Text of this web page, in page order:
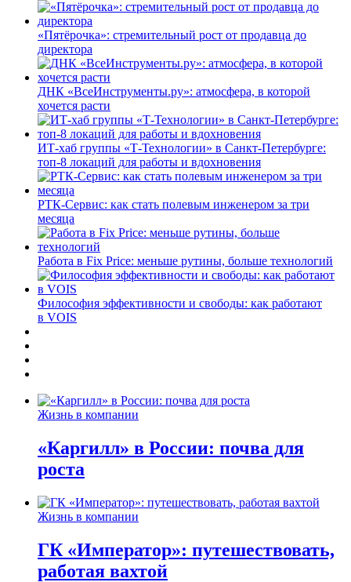
«Пятёрочка»: стремительный рост от продавца до
директора
ДНК «ВсеИнструменты.ру»: атмосфера, в которой
хочется расти
ИТ-хаб группы «Т-Технологии» в Санкт-Петербурге:
топ-8 локаций для работы и вдохновения
РТК-Сервис: как стать полевым инженером за три
месяца
Работа в Fix Price: меньше рутины, больше технологий
Философия эффективности и свободы: как работают
в VOIS
Жизнь в компании
«Каргилл» в России: почва для
роста
Жизнь в компании
ГК «Император»: путешествовать,
работая вахтой